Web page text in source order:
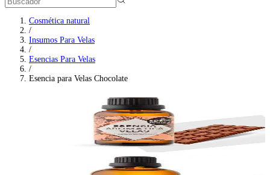
Cosmética natural
/
Insumos Para Velas
/
Esencias Para Velas
/
Esencia para Velas Chocolate